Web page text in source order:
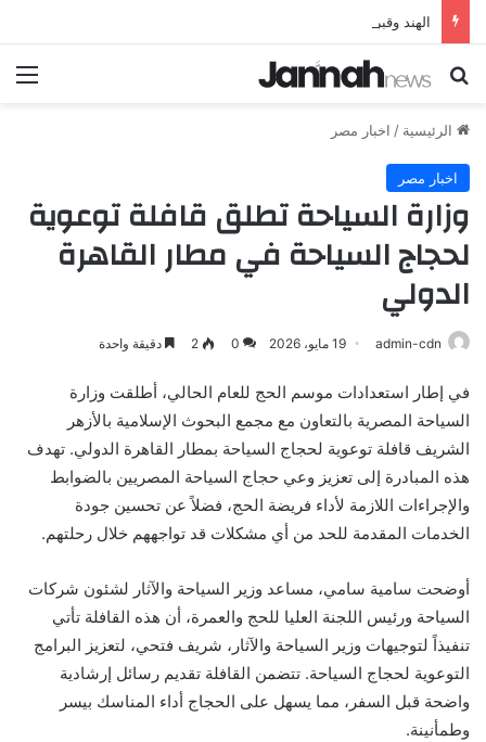
بحث عن
الرئيسية / اخبار مصر
اخبار مصر
وزارة السياحة تطلق قافلة توعوية
لحجاج السياحة في مطار القاهرة
الدولي
admin-cdn 19 مايو، 2026 0
2 دقيقة واحدة
في إطار استعدادات موسم الحج للعام الحالي، أطلقت وزارة
السياحة المصرية بالتعاون مع مجمع البحوث الإسلامية بالأزهر
الشريف قافلة توعوية لحجاج السياحة بمطار القاهرة الدولي. تهدف
هذه المبادرة إلى تعزيز وعي حجاج السياحة المصريين بالضوابط
والإجراءات اللازمة لأداء فريضة الحج، فضلاً عن تحسين جودة
الخدمات المقدمة للحد من أي مشكلات قد تواجههم خلال رحلتهم.
أوضحت سامية سامي، مساعد وزير السياحة والآثار لشئون شركات
السياحة ورئيس اللجنة العليا للحج والعمرة، أن هذه القافلة تأتي
تنفيذاً لتوجيهات وزير السياحة والآثار، شريف فتحي، لتعزيز البرامج
التوعوية لحجاج السياحة. تتضمن القافلة تقديم رسائل إرشادية
واضحة قبل السفر، مما يسهل على الحجاج أداء المناسك بيسر
وطمأنينة.